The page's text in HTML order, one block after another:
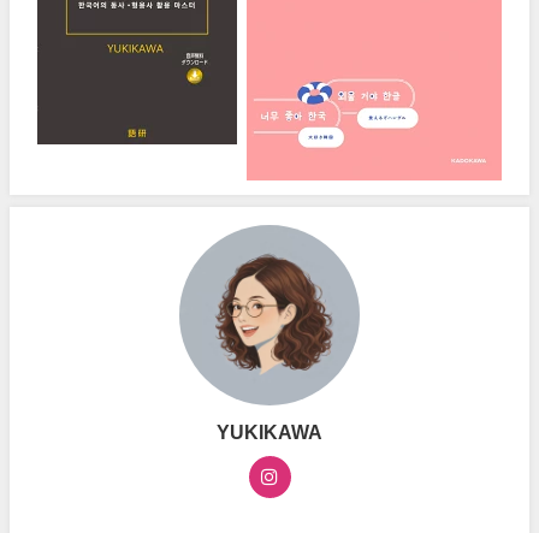
YUKIKAWA